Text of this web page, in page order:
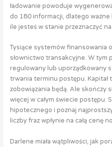
ładowanie powoduje
do 180 informacji, dlatego
ile jesteś w stanie przeznaczyć
Tysiące systemów finansowania
słownictwo transakcyjne. W tym
regulowany lub uporządkowany
trwania terminu postępu. Kapitał
zobowiązania będą. Ale skończy
więcej w całym świecie postępu.
hipotecznego i poznaj
liczby fraz wpłynie na całą cenę
Darlene miała wątpliwości, jak